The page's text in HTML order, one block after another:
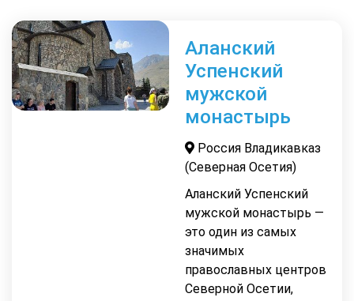
Аланский
Успенский
мужской
монастырь
Россия Владикавказ
(Северная Осетия)
Аланский Успенский
мужской монастырь —
это один из самых
значимых
православных центров
Северной Осетии,